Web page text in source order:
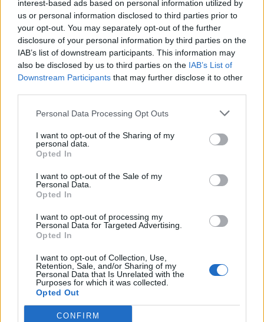
interest-based ads based on personal information utilized by
us or personal information disclosed to third parties prior to
your opt-out. You may separately opt-out of the further
disclosure of your personal information by third parties on the
IAB’s list of downstream participants. This information may
also be disclosed by us to third parties on the IAB’s List of
Downstream Participants that may further disclose it to other
Personal Data Processing Opt Outs
I want to opt-out of the Sharing of my
personal data.
Opted In
I want to opt-out of the Sale of my
Personal Data.
Opted In
I want to opt-out of processing my
Personal Data for Targeted Advertising.
Opted In
I want to opt-out of Collection, Use,
Retention, Sale, and/or Sharing of my
Personal Data that Is Unrelated with the
Purposes for which it was collected.
Opted Out
CONFIRM